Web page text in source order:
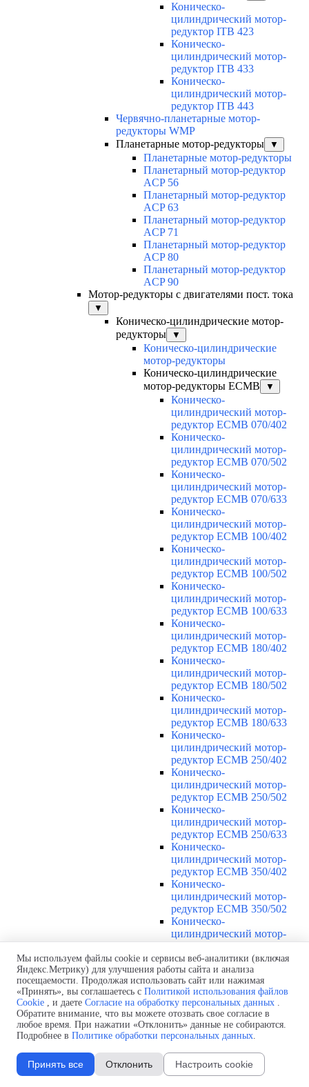
Коническо-
цилиндрический мотор-
редуктор ITB 423
Коническо-
цилиндрический мотор-
редуктор ITB 433
Коническо-
цилиндрический мотор-
редуктор ITB 443
Червячно-планетарные мотор-
редукторы WMP
Планетарные мотор-редукторы
▼
Планетарные мотор-редукторы
Планетарный мотор-редуктор
ACP 56
Планетарный мотор-редуктор
ACP 63
Планетарный мотор-редуктор
ACP 71
Планетарный мотор-редуктор
ACP 80
Планетарный мотор-редуктор
ACP 90
Мотор-редукторы с двигателями пост. тока
▼
Коническо-цилиндрические мотор-
редукторы
▼
Коническо-цилиндрические
мотор-редукторы
Коническо-цилиндрические
мотор-редукторы ECMB
▼
Коническо-
цилиндрический мотор-
редуктор ECMB 070/402
Коническо-
цилиндрический мотор-
редуктор ECMB 070/502
Коническо-
цилиндрический мотор-
редуктор ECMB 070/633
Коническо-
цилиндрический мотор-
редуктор ECMB 100/402
Коническо-
цилиндрический мотор-
редуктор ECMB 100/502
Коническо-
цилиндрический мотор-
редуктор ECMB 100/633
Коническо-
цилиндрический мотор-
редуктор ECMB 180/402
Коническо-
цилиндрический мотор-
редуктор ECMB 180/502
Коническо-
цилиндрический мотор-
редуктор ECMB 180/633
Коническо-
цилиндрический мотор-
редуктор ECMB 250/402
Коническо-
цилиндрический мотор-
редуктор ECMB 250/502
Коническо-
цилиндрический мотор-
редуктор ECMB 250/633
Коническо-
цилиндрический мотор-
редуктор ECMB 350/402
Коническо-
цилиндрический мотор-
редуктор ECMB 350/502
Коническо-
цилиндрический мотор-
Коническо-
цилиндрический мотор-
редуктор ECMB 350/903
Коническо-
цилиндрический мотор-
редуктор ECMB 600/402
Коническо-
редуктор ECMB 600/502
Коническо-
Мы используем файлы cookie и сервисы веб-аналитики (включая
Яндекс.Метрику) для улучшения работы сайта и анализа
посещаемости. Продолжая использовать сайт или нажимая
«Принять», вы соглашаетесь с Политикой использования файлов
Cookie , и даете Согласие на обработку персональных данных .
Обратите внимание, что вы можете отозвать свое согласие в
любое время. При нажатии «Отклонить» данные не собираются.
Подробнее в Политике обработки персональных данных.
Принять все Отклонить Настроить cookie